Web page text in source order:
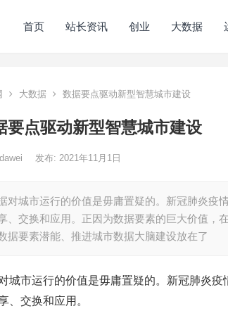
首页 站长资讯 创业 大数据
大数据 数据要点驱动新型智慧城市建设
要点驱动新型智慧城市建设
dawei 发布: 2021年11月1日
对城市运行的价值是毋庸置疑的。新冠肺炎疫
、交换和应用。正因为数据要素的巨大价值，
据要素潜能、推进城市数据大脑建设放在了
城市运行的价值是毋庸置疑的。新冠肺炎
、交换和应用。